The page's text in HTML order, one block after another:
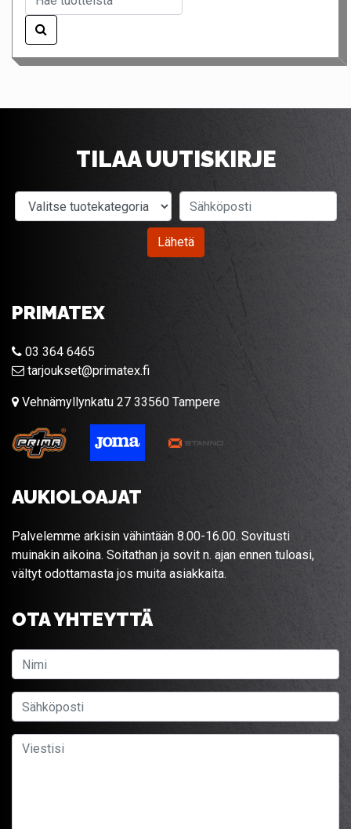
TILAA UUTISKIRJE
Valitse tuotekategoria
Lähetä
PRIMATEX
03 364 6465
tarjoukset@primatex.fi
Vehnämyllynkatu 27 33560 Tampere
AUKIOLOAJAT
Palvelemme arkisin vähintään 8.00-16.00. Sovitusti
muinakin aikoina. Soitathan ja sovit n. ajan ennen tuloasi,
vältyt odottamasta jos muita asiakkaita.
OTA YHTEYTTÄ